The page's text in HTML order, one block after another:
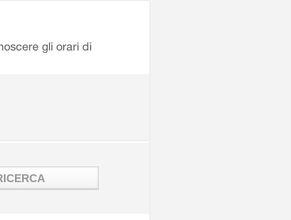
gli orari di